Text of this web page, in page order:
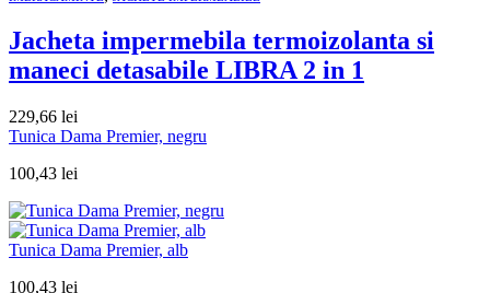
Jacheta impermebila termoizolanta si
maneci detasabile LIBRA 2 in 1
229,66 lei
Tunica Dama Premier, negru
100,43 lei
Tunica Dama Premier, alb
100,43 lei